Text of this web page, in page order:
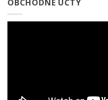
OBCHODNÉ ÚČTY